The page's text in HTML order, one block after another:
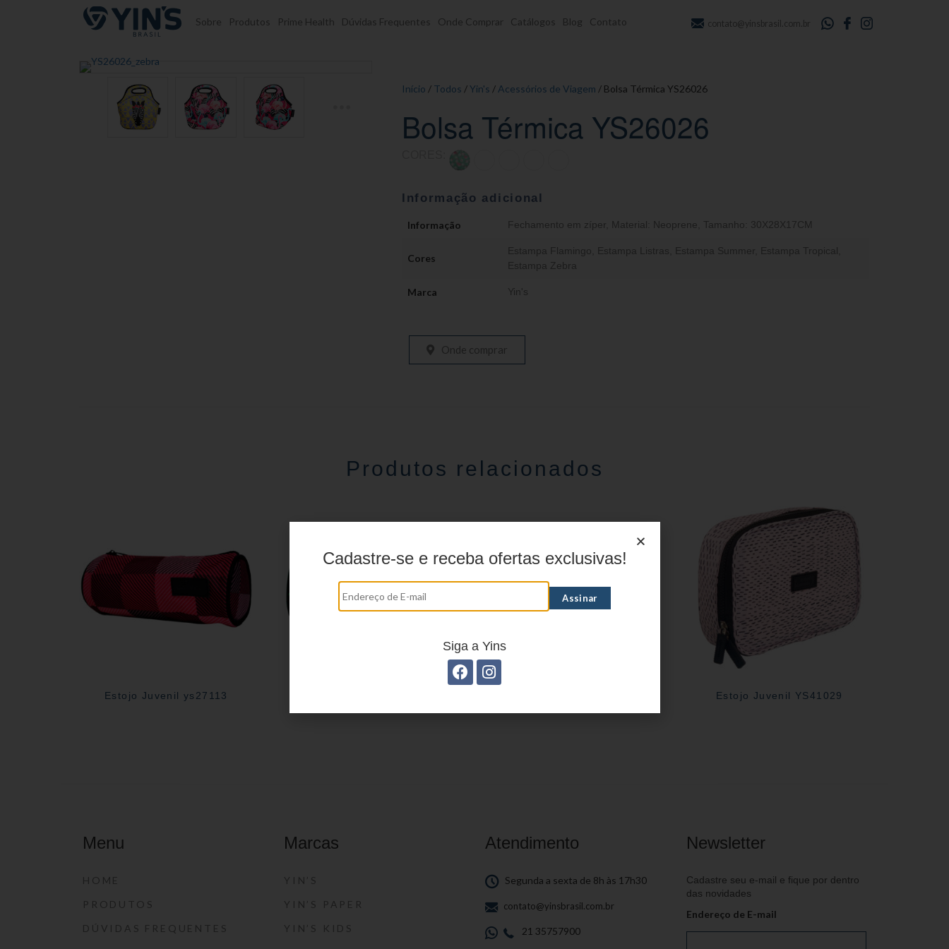
Pular para o conteúdo Sobre Produtos Prime Health Dúvidas Frequentes Onde Comprar Catálogos Blog Contato contato@yinsbrasil.com.br
Início / Todos /Yin's / Acessórios de Viagem / Bolsa Térmica YS26026
Bolsa Térmica YS26026
Informação adicional
Informação Fechamento em zíper Material: Neoprene Tamanho: 30X28X17CM
Cores
Estampa Flamingo Estampa Listras Estampa Summer Estampa Tropical
Estampa Zebra
Marca Yin's
Onde comprar
Produtos relacionados
Estojo Juvenil ys27113 Estojo Juvenil YS41029
Menu
HOME
PRODUTOS
DÚVIDAS FREQUENTES
Marcas
YIN’S
YIN’S PAPER
YIN’S KIDS
Atendimento
Segunda a sexta de 8h às 17h30
contato@yinsbrasil.com.br
21 35757900
Newsletter
Cadastre seu e-mail e fique por dentro
das novidades
Endereço de E-mail
Cadastre-se e receba ofertas exclusivas!
Siga a Yins